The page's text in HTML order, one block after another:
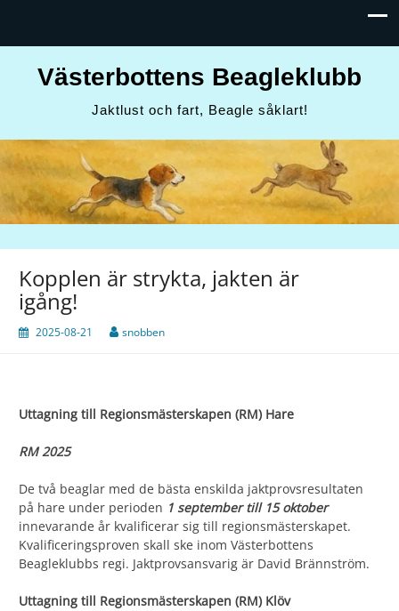
Västerbottens Beagleklubb
Jaktlust och fart, Beagle såklart!
Kopplen är strykta, jakten är
igång!
2025-08-21 snobben
Uttagning till Regionsmästerskapen (RM) Hare
RM 2025
De två beaglar med de bästa enskilda jaktprovsresultaten
på hare under perioden 1 september till 15 oktober
innevarande år kvalificerar sig till regionsmästerskapet.
Kvalificeringsproven skall ske inom Västerbottens
Beagleklubbs regi. Jaktprovsansvarig är David Brännström.
Uttagning till Regionsmästerskapen (RM) Klöv